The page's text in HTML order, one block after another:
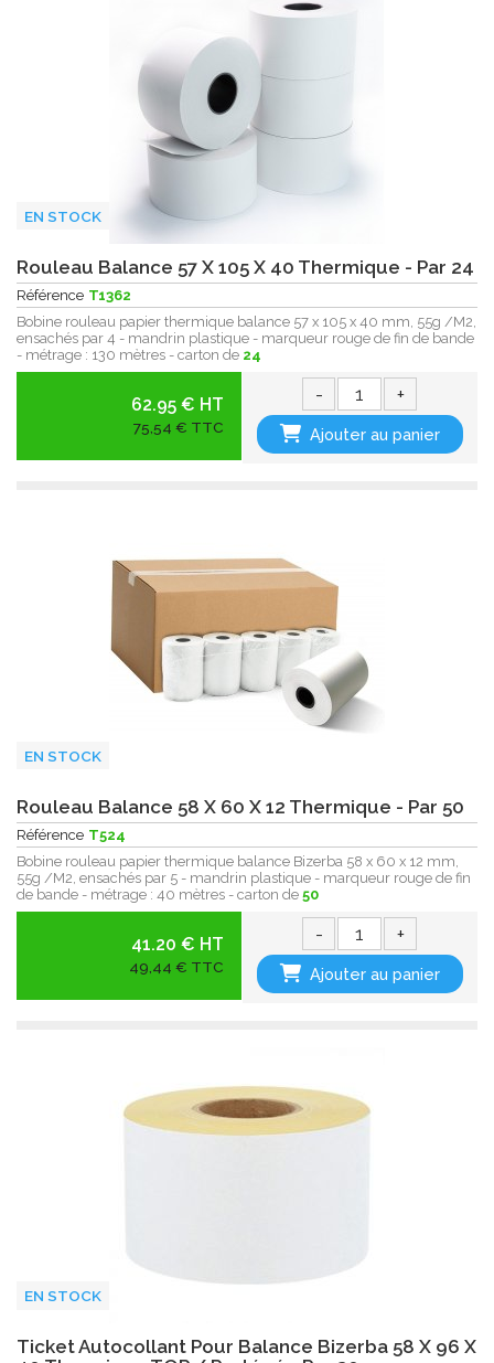
EN STOCK
Rouleau Balance 57 X 105 X 40 Thermique - Par 24
Référence T1362
Bobine rouleau papier thermique balance 57 x 105 x 40 mm, 55g /M2,
ensachés par 4 - mandrin plastique - marqueur rouge de fin de bande
- métrage : 130 mètres - carton de 24
62.95 € HT
75,54 € TTC
- +
Ajouter au panier
EN STOCK
Rouleau Balance 58 X 60 X 12 Thermique - Par 50
Référence T524
Bobine rouleau papier thermique balance Bizerba 58 x 60 x 12 mm,
55g /M2, ensachés par 5 - mandrin plastique - marqueur rouge de fin
de bande - métrage : 40 mètres - carton de 50
41.20 € HT
49,44 € TTC
- +
Ajouter au panier
EN STOCK
Ticket Autocollant Pour Balance Bizerba 58 X 96 X